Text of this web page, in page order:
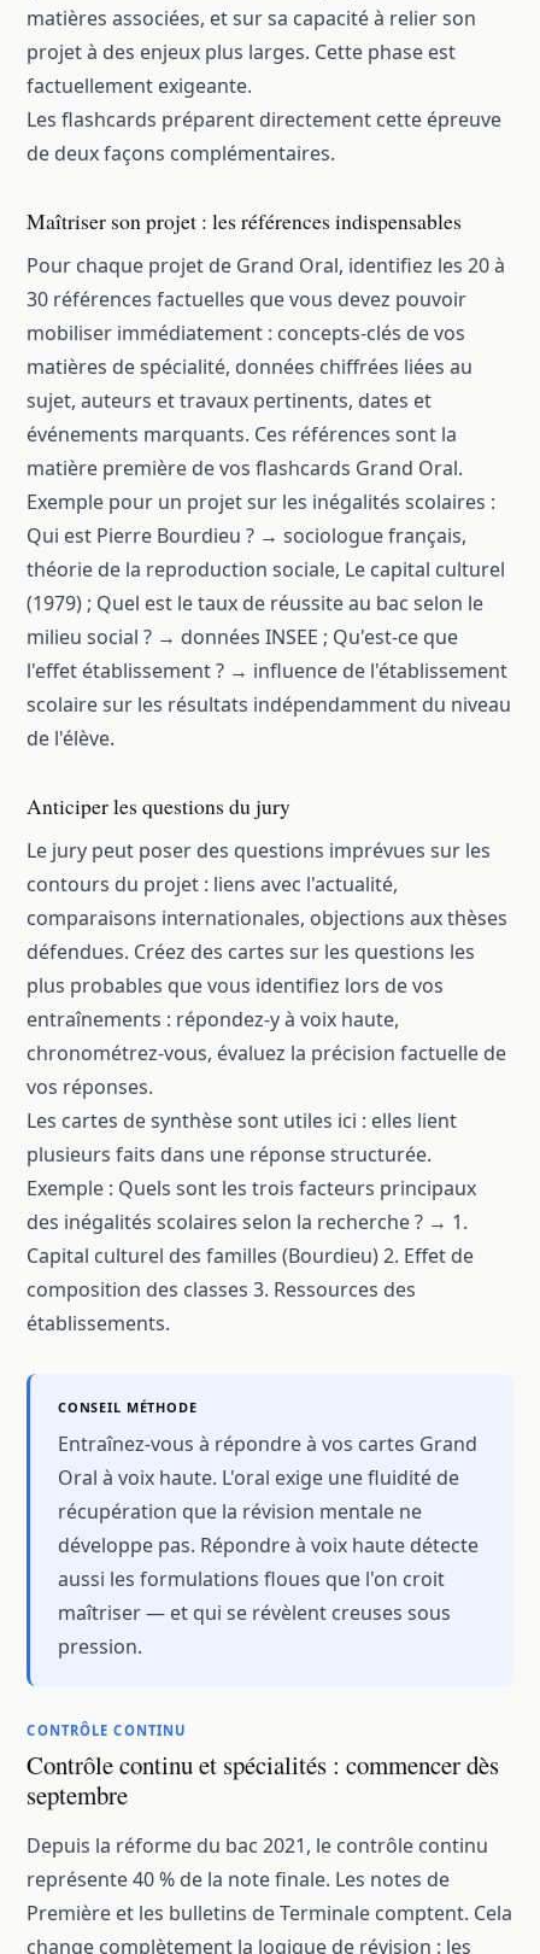
matières associées, et sur sa capacité à relier son
projet à des enjeux plus larges. Cette phase est
factuellement exigeante.
Les flashcards préparent directement cette épreuve
de deux façons complémentaires.
Maîtriser son projet : les références indispensables
Pour chaque projet de Grand Oral, identifiez les 20 à
30 références factuelles que vous devez pouvoir
mobiliser immédiatement : concepts-clés de vos
matières de spécialité, données chiffrées liées au
sujet, auteurs et travaux pertinents, dates et
événements marquants. Ces références sont la
matière première de vos flashcards Grand Oral.
Exemple pour un projet sur les inégalités scolaires :
Qui est Pierre Bourdieu ? → sociologue français,
théorie de la reproduction sociale, Le capital culturel
(1979) ; Quel est le taux de réussite au bac selon le
milieu social ? → données INSEE ; Qu'est-ce que
l'effet établissement ? → influence de l'établissement
scolaire sur les résultats indépendamment du niveau
de l'élève.
Anticiper les questions du jury
Le jury peut poser des questions imprévues sur les
contours du projet : liens avec l'actualité,
comparaisons internationales, objections aux thèses
défendues. Créez des cartes sur les questions les
plus probables que vous identifiez lors de vos
entraînements : répondez-y à voix haute,
chronométrez-vous, évaluez la précision factuelle de
vos réponses.
Les cartes de synthèse sont utiles ici : elles lient
plusieurs faits dans une réponse structurée.
Exemple : Quels sont les trois facteurs principaux
des inégalités scolaires selon la recherche ? → 1.
Capital culturel des familles (Bourdieu) 2. Effet de
composition des classes 3. Ressources des
établissements.
CONSEIL MÉTHODE
Entraînez-vous à répondre à vos cartes Grand
Oral à voix haute. L'oral exige une fluidité de
récupération que la révision mentale ne
développe pas. Répondre à voix haute détecte
aussi les formulations floues que l'on croit
maîtriser — et qui se révèlent creuses sous
pression.
CONTRÔLE CONTINU
Contrôle continu et spécialités : commencer dès
septembre
Depuis la réforme du bac 2021, le contrôle continu
représente 40 % de la note finale. Les notes de
Première et les bulletins de Terminale comptent. Cela
change complètement la logique de révision : les